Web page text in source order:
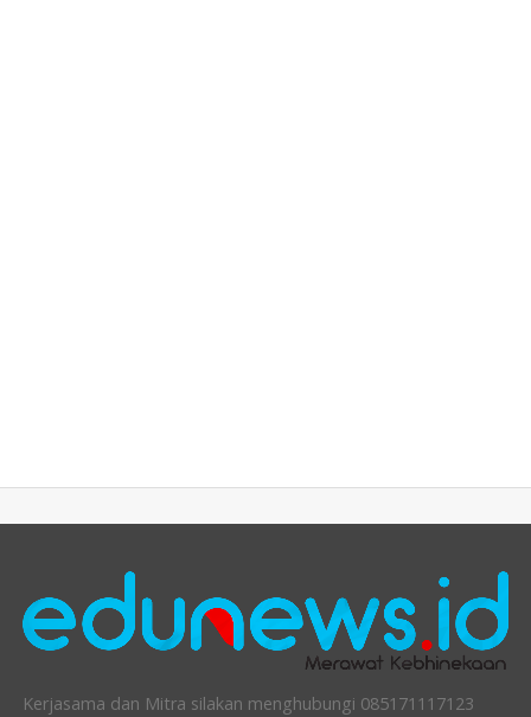
Kerjasama dan Mitra silakan menghubungi 085171117123